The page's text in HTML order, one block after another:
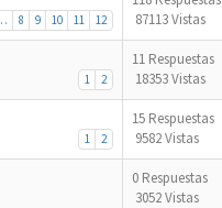
8 9 10 11 12
87113 Vistas
1 2
11 Respuestas
18353 Vistas
1 2
15 Respuestas
9582 Vistas
0 Respuestas
3052 Vistas